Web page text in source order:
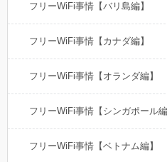
フリーWiFi事情【バリ島編】
フリーWiFi事情【カナダ編】
フリーWiFi事情【オランダ編】
フリーWiFi事情【シンガポール編
フリーWiFi事情【ベトナム編】